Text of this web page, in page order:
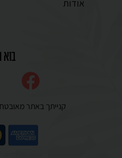
אודות
בוא
קנייתך באתר